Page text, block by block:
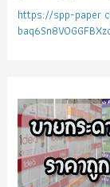
https://spp-paper